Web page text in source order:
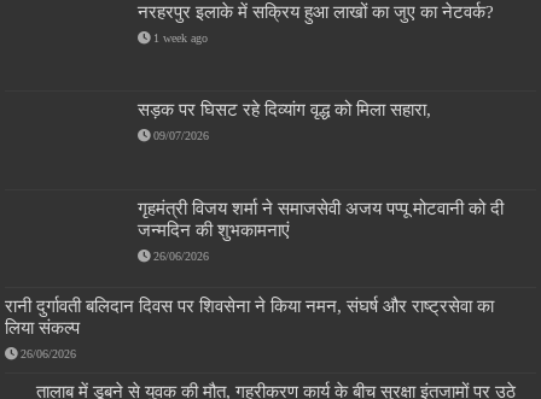
नरहरपुर इलाके में सक्रिय हुआ लाखों का जुए का नेटवर्क?
1 week ago
सड़क पर घिसट रहे दिव्यांग वृद्ध को मिला सहारा,
09/07/2026
गृहमंत्री विजय शर्मा ने समाजसेवी अजय पप्पू मोटवानी को दी
जन्मदिन की शुभकामनाएं
26/06/2026
रानी दुर्गावती बलिदान दिवस पर शिवसेना ने किया नमन, संघर्ष और राष्ट्रसेवा का
लिया संकल्प
26/06/2026
तालाब में डूबने से युवक की मौत, गहरीकरण कार्य के बीच सुरक्षा इंतजामों पर उठे